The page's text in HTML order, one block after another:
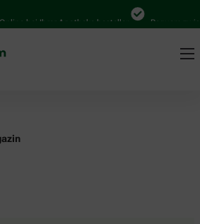
Online bei Ihrer Apotheke bestellen Bequem